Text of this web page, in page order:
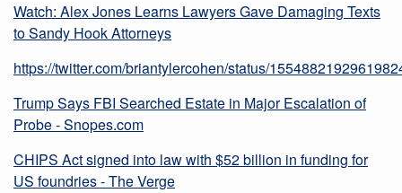
Watch: Alex Jones Learns Lawyers Gave Damaging Texts
to Sandy Hook Attorneys
https://twitter.com/briantylercohen/status/
Trump Says FBI Searched Estate in Major Escalation of
Probe - Snopes.com
CHIPS Act signed into law with $52 billion in funding for
US foundries - The Verge